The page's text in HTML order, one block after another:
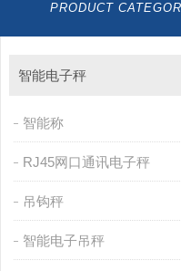
PRODUCT
智能电子秤
智能称
RJ45网口通讯电子秤
吊钩秤
智能电子吊秤